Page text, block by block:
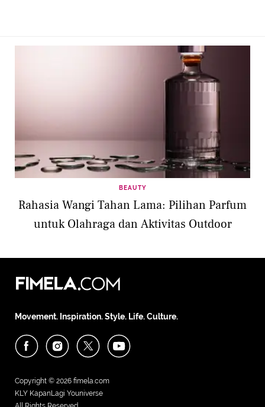
BEAUTY
Rahasia Wangi Tahan Lama: Pilihan Parfum
untuk Olahraga dan Aktivitas Outdoor
Movement. Inspiration. Style. Life. Culture.
Copyright © 2026 fimela.com
KLY KapanLagi Youniverse